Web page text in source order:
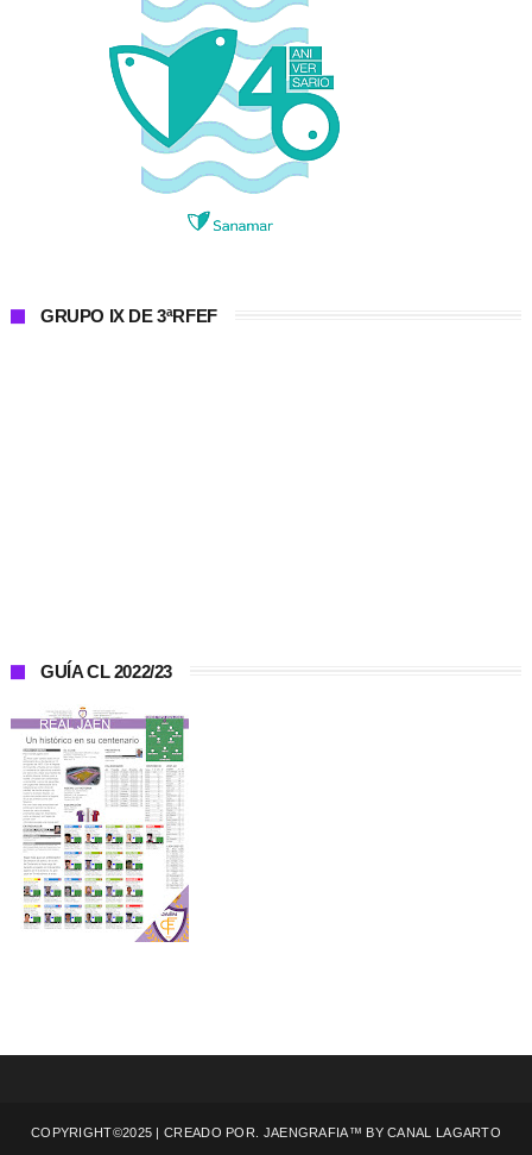
GRUPO IX DE 3ªRFEF
GUÍA CL 2022/23
COPYRIGHT©2025 | CREADO POR. JAENGRAFIA™ BYCANAL LAGARTO